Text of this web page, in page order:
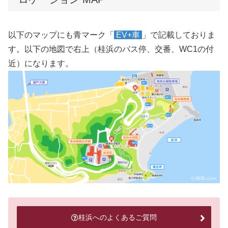
以下のマップにも青マーク「 EV+車 」で記載しておりま
す。以下の地図で右上（桂浜のバス停、交番、WC1の付
近）になります。
桂浜へのよくあるご質問